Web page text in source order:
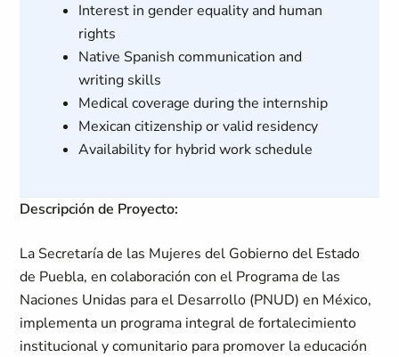
Interest in gender equality and human
rights
Native Spanish communication and
writing skills
Medical coverage during the internship
Mexican citizenship or valid residency
Availability for hybrid work schedule
Descripción de Proyecto:
La Secretaría de las Mujeres del Gobierno del Estado
de Puebla, en colaboración con el Programa de las
Naciones Unidas para el Desarrollo (PNUD) en México,
implementa un programa integral de fortalecimiento
institucional y comunitario para promover la educación